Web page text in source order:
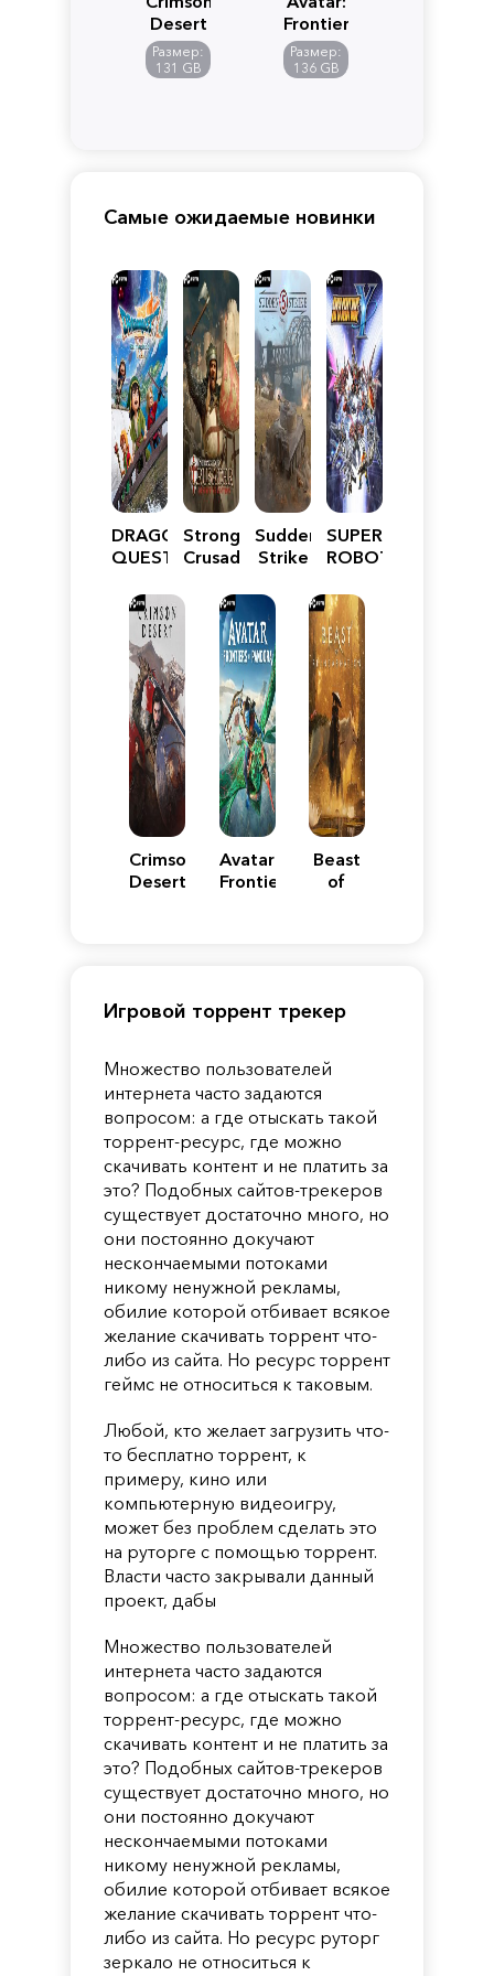
Desert
Размер:
131 GB
Frontiers
of
Pandora
Размер:
136 GB
Самые ожидаемые новинки
DRAGON
QUEST
Reimagined
Stronghold
Crusader:
Edition
Sudden
Strike
SUPER
ROBOT
Y
Crimson
Desert
Avatar:
Frontiers
Beast
of
Игровой торрент трекер
Множество пользователей
интернета часто задаются
вопросом: а где отыскать такой
торрент-ресурс, где можно
скачивать контент и не платить за
это? Подобных сайтов-трекеров
существует достаточно много, но
они постоянно докучают
нескончаемыми потоками
никому ненужной рекламы,
обилие которой отбивает всякое
желание скачивать торрент что-
либо из сайта. Но ресурс торрент
геймс не относиться к таковым.
Любой, кто желает загрузить что-
то бесплатно торрент, к
примеру, кино или
компьютерную видеоигру,
может без проблем сделать это
на руторге с помощью торрент.
Власти часто закрывали данный
проект, дабы
Множество пользователей
интернета часто задаются
вопросом: а где отыскать такой
торрент-ресурс, где можно
скачивать контент и не платить за
это? Подобных сайтов-трекеров
существует достаточно много, но
они постоянно докучают
нескончаемыми потоками
никому ненужной рекламы,
обилие которой отбивает всякое
желание скачивать торрент что-
либо из сайта. Но ресурс руторг
зеркало не относиться к